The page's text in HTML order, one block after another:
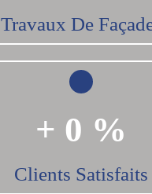
Travaux De
+ 0 %
Clients Satisfaits